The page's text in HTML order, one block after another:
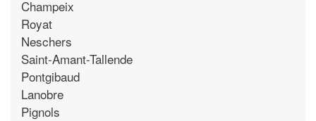
Champeix
Royat
Neschers
Saint-Amant-Tallende
Pontgibaud
Lanobre
Pignols